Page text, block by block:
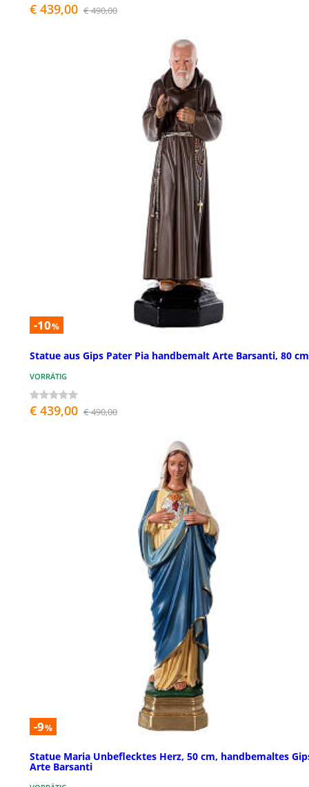
€ 439,00 € 490,00
-10%
Statue aus Gips Pater Pia handbemalt Arte Barsanti, 80 cm
VORRÄTIG
€ 439,00 € 490,00
-9%
Statue Maria Unbeflecktes Herz, 50 cm, handbemaltes
Arte Barsanti